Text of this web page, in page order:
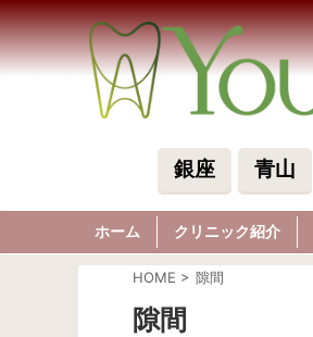
銀座 青山
ホーム クリニック紹介
HOME > 隙間
隙間